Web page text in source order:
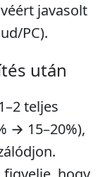
javasolt
PC).
után
teljes
→ 15–20%),